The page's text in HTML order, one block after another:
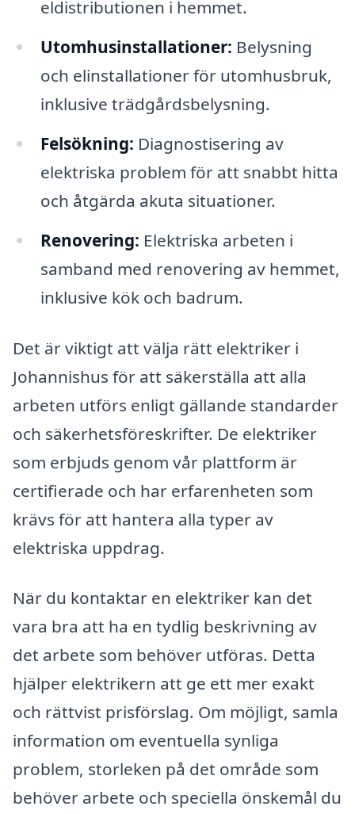
eldistributionen i hemmet.
Utomhusinstallationer: Belysning
och elinstallationer för utomhusbruk,
inklusive trädgårdsbelysning.
Felsökning: Diagnostisering av
elektriska problem för att snabbt hitta
och åtgärda akuta situationer.
Renovering: Elektriska arbeten i
samband med renovering av hemmet,
inklusive kök och badrum.
Det är viktigt att välja rätt elektriker i
Johannishus för att säkerställa att alla
arbeten utförs enligt gällande standarder
och säkerhetsföreskrifter. De elektriker
som erbjuds genom vår plattform är
certifierade och har erfarenheten som
krävs för att hantera alla typer av
elektriska uppdrag.
När du kontaktar en elektriker kan det
vara bra att ha en tydlig beskrivning av
det arbete som behöver utföras. Detta
hjälper elektrikern att ge ett mer exakt
och rättvist prisförslag. Om möjligt, samla
information om eventuella synliga
problem, storleken på det område som
behöver arbete och speciella önskemål du